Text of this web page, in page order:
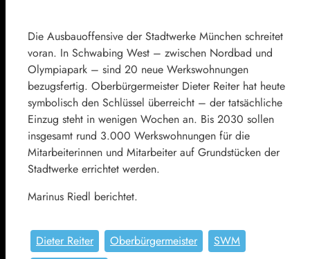
Die Ausbauoffensive der Stadtwerke München schreitet
voran. In Schwabing West – zwischen Nordbad und
Olympiapark – sind 20 neue Werkswohnungen
bezugsfertig. Oberbürgermeister Dieter Reiter hat heute
symbolisch den Schlüssel überreicht – der tatsächliche
Einzug steht in wenigen Wochen an. Bis 2030 sollen
insgesamt rund 3.000 Werkswohnungen für die
Mitarbeiterinnen und Mitarbeiter auf Grundstücken der
Stadtwerke errichtet werden.
Marinus Riedl berichtet.
Dieter Reiter Oberbürgermeister
SWM